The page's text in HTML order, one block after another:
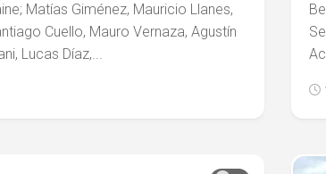
Matías Giménez, Mauricio Llanes,
Cuello, Mauro Vernaza, Agustín
Lucas Díaz,...